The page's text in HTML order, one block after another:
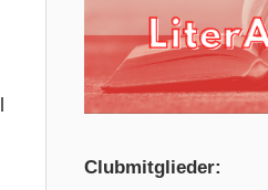
Clubmitglieder: